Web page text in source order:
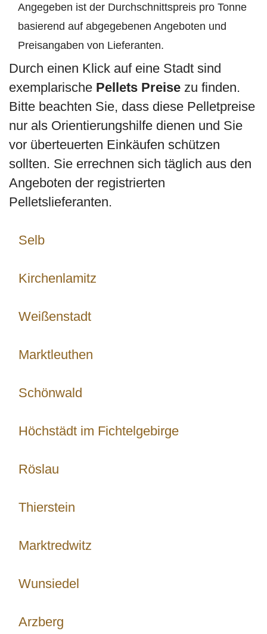
Angegeben ist der Durchschnittspreis pro Tonne
basierend auf abgegebenen Angeboten und
Preisangaben von Lieferanten.
Durch einen Klick auf eine Stadt sind
exemplarische Pellets Preise zu finden.
Bitte beachten Sie, dass diese Pelletpreise
nur als Orientierungshilfe dienen und Sie
vor überteuerten Einkäufen schützen
sollten. Sie errechnen sich täglich aus den
Angeboten der registrierten
Pelletslieferanten.
Selb
Kirchenlamitz
Weißenstadt
Marktleuthen
Schönwald
Höchstädt im Fichtelgebirge
Röslau
Thierstein
Marktredwitz
Wunsiedel
Arzberg